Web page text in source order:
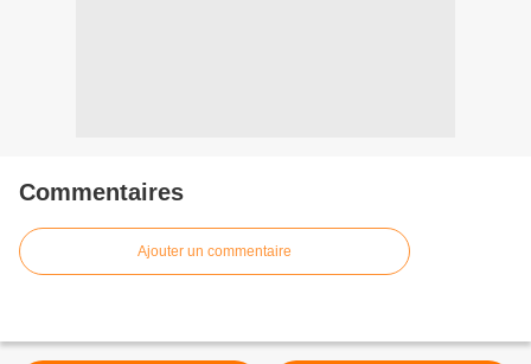
Commentaires
Ajouter un commentaire